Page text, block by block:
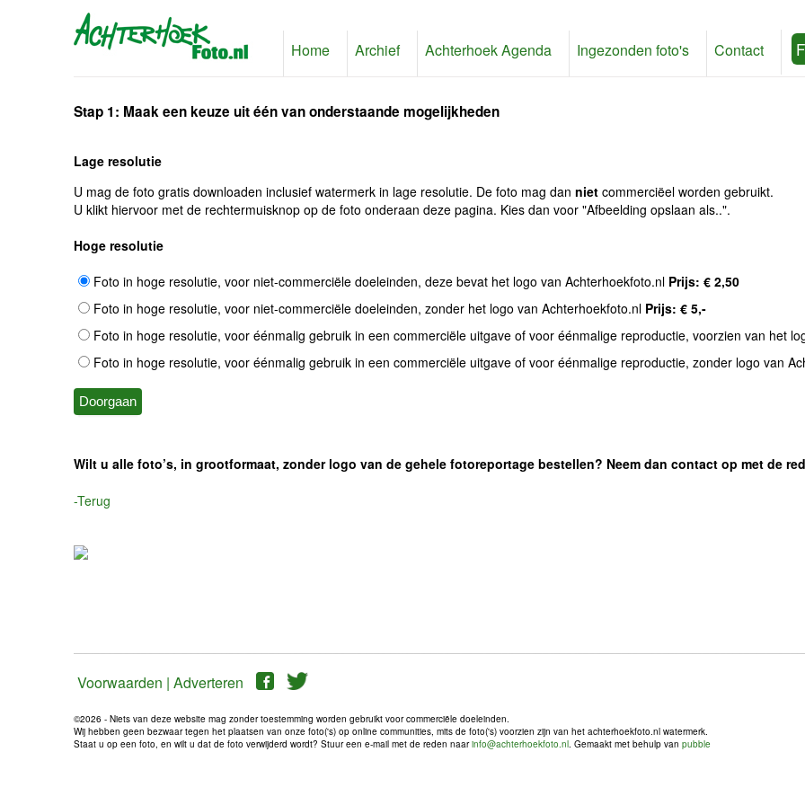
Home Archief Achterhoek Agenda Ingezonden foto's Contact
Stap 1: Maak een keuze uit één van onderstaande mogelijkheden
Lage resolutie
U mag de foto gratis downloaden inclusief watermerk in lage resolutie. De foto mag dan niet commerciëel worden gebruikt.
U klikt hiervoor met de rechtermuisknop op de foto onderaan deze pagina. Kies dan voor "Afbeelding opslaan als..".
Hoge resolutie
Foto in hoge resolutie, voor niet-commerciële doeleinden, deze bevat het logo van Achterhoekfoto.nl Prijs: € 2,50
Foto in hoge resolutie, voor niet-commerciële doeleinden, zonder het logo van Achterhoekfoto.nl Prijs: € 5,-
Foto in hoge resolutie, voor éénmalig gebruik in een commerciële uitgave of voor éénmalige reproductie, voorzien van het
Foto in hoge resolutie, voor éénmalig gebruik in een commerciële uitgave of voor éénmalige reproductie, zonder logo van
Wilt u alle foto’s, in grootformaat, zonder logo van de gehele fotoreportage bestellen? Neem dan contact op met de
-Terug
Voorwaarden | Adverteren
©2026 - Niets van deze website mag zonder toestemming worden gebruikt voor commerciële doeleinden.
Wij hebben geen bezwaar tegen het plaatsen van onze foto('s) op online communities, mits de foto('s) voorzien zijn van het achterhoekfoto.nl watermerk.
Staat u op een foto, en wilt u dat de foto verwijderd wordt? Stuur een e-mail met de reden naarinfo@achterhoekfoto.nl. Gemaakt met behulp van pubble